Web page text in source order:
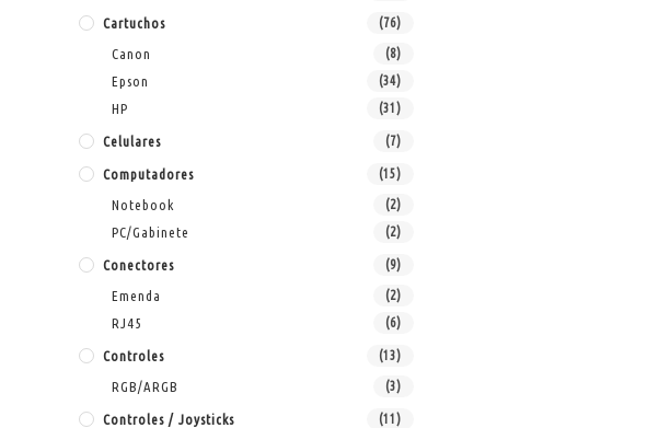
Cartuchos (76)
Canon (8)
Epson (34)
HP (31)
Celulares (7)
Computadores (15)
Notebook (2)
PC/Gabinete (2)
Conectores (9)
Emenda (2)
RJ45 (6)
Controles (13)
RGB/ARGB (3)
Controles / Joysticks (11)